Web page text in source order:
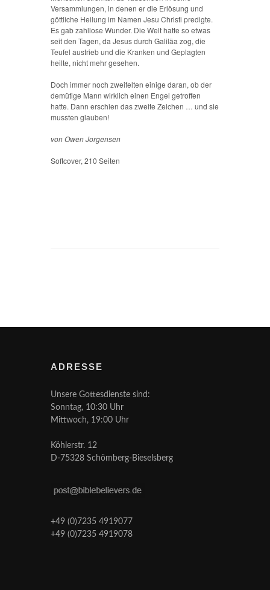
Versammlungen, in denen er die Erlösung und
göttliche Heilung im Namen Jesu Christi predigte.
Es gab zahllose Wunder. Die Welt hatte so etwas
seit den Tagen, da Jesus durch Galiläa zog, die
Teufel austrieb und die Kranken und Geplagten
heilte, nicht mehr gesehen.
Doch immer noch zweifelten einige daran, ob der
demütige Mann wirklich einen Engel getroffen
hatte. Dann erschien das zweite Zeichen … und sie
mussten glauben!
von Owen Jorgensen
Softcover, 210 Seiten
ADRESSE
Unsere Gottesdienste sind:
Sonntag, 10:30 Uhr
Mittwoch, 19:00 Uhr
Köhlerstr. 12
D-75328 Schömberg-Bieselsberg
+49 (0)7235 4919077
+49 (0)7235 4919078